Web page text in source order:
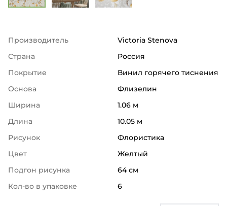
Производитель
Victoria Stenova
Страна
Россия
Покрытие
Винил горячего тиснения
Основа
Флизелин
Ширина
1.06 м
Длина
10.05 м
Рисунок
Флористика
Цвет
Желтый
Подгон рисунка
64 см
Кол-во в упаковке
6